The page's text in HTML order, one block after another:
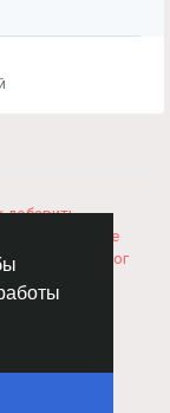
добавить
Соглашение
нами Каталог